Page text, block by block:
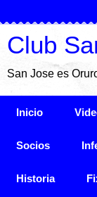
Club
San Jose es
Inicio
Socios
Historia